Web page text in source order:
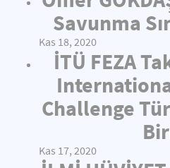
Savunma
Kas 18, 2020
İTÜ FEZA
Challenge
Kas 17, 2020